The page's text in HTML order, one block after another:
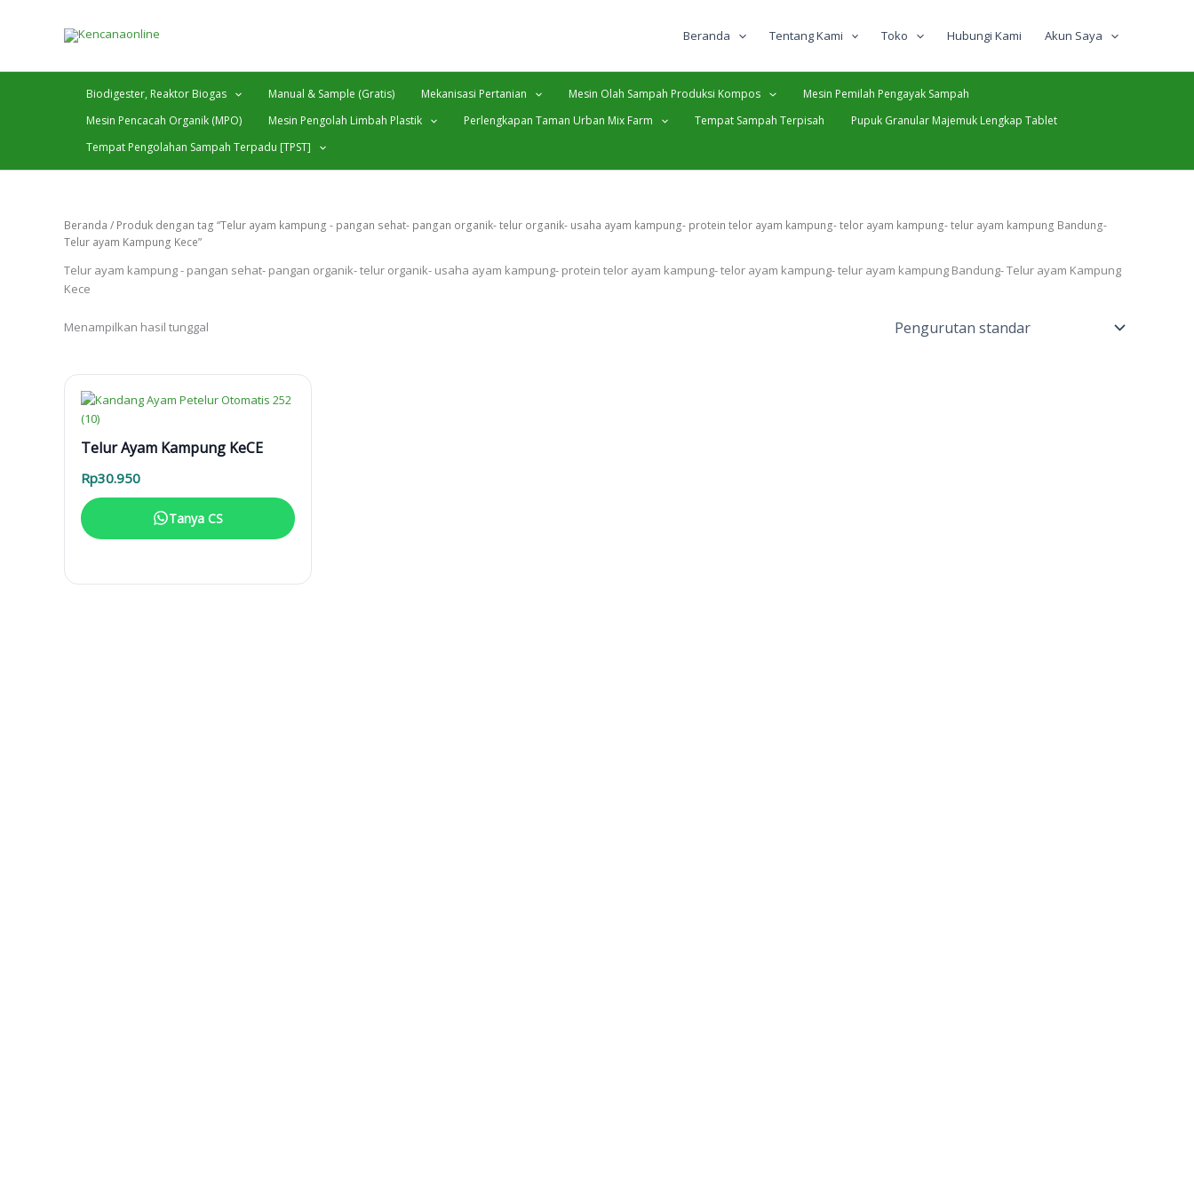
Beranda Tentang Kami Toko Hubungi Kami Akun Saya
Biodigester, Reaktor Biogas Manual & Sample (Gratis) Mekanisasi Pertanian Mesin Olah Sampah Produksi Kompos
Mesin Pemilah Pengayak Sampah
Mesin Pencacah Organik (MPO)
Mesin Pengolah Limbah Plastik Perlengkapan Taman Urban Mix Farm Tempat Sampah Terpisah
Pupuk Granular Majemuk Lengkap Tablet
Tempat Pengolahan Sampah Terpadu [TPST]
Beranda / Produk dengan tag “Telur ayam kampung - pangan sehat- pangan organik- telur organik- usaha ayam kampung- protein telor ayam kampung- telor ayam kampung- telur ayam kampung Bandung-
Telur ayam Kampung Kece”
Telur ayam kampung - pangan sehat- pangan organik- telur organik- usaha ayam kampung- protein telor ayam kampung- telor ayam kampung- telur ayam kampung Bandung- Telur ayam Kampung
Kece
Menampilkan hasil tunggal
Telur Ayam Kampung KeCE
Rp30.950
Tanya CS